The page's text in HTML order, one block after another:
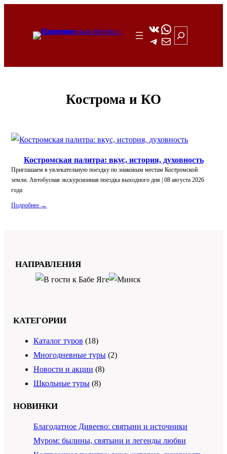
содержимому
ВКонтакте
WhatsApp
Telegram
Почта
Поиск
Кострома и КО
Костромская палитра: вкус, история, духовность
Приглашаем в увлекательную поездку по знаковым местам Костромской
земли. Автобусная экскурсионная поездка выходного дня | 08 августа 2026
года
Подробнее →
НАПРАВЛЕНИЯ
КАТЕГОРИИ
Каталог туров (18)
Многодневные туры(2)
Новости и акции (8)
Школьные туры(8)
НОВИНКИ
Благодатное Дивеево: святыни и источники
Муром: былины, святыни и легенды любви